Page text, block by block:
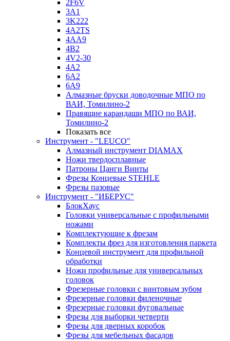
2F6V
3A1
3K222
4A2TS
4AA9
4B2
4V2-30
4А2
6A2
6A9
Алмазные бруски доводочные МПО по
ВАИ, Томилино-2
Правящие карандаши МПО по ВАИ,
Томилино-2
Показать все
Инструмент - "LEUCO"
Алмазный инструмент DIAMAX
Ножи твердосплавные
Патроны Цанги Винты
Фрезы Концевые STEHLE
Фрезы пазовые
Инструмент - "ИБЕРУС"
БлокХаус
Головки универсальные с профильными
ножами
Комплектующие к фрезам
Комплекты фрез для изготовления паркета
Концевой инструмент для профильной
обработки
Ножи профильные для универсальных
головок
Фрезерные головки с винтовым зубом
Фрезерные головки филеночные
Фрезерные головки фуговальные
Фрезы для выборки четверти
Фрезы для дверных коробок
Фрезы для мебельных фасадов